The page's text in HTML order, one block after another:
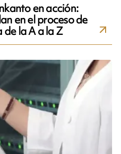
en acción:
en el proceso de
la A a la Z